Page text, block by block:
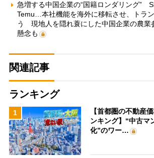
急増する中国企業の“国籍ロンダリング”
Temu…本社機能を海外に移転させ、トラ
う 現地人を隠れ蓑にした中国企業の農業
懸念も
関連記事
ランキング
1
【首都圏の不動産
ンキング】“中古マ
化”のワー…